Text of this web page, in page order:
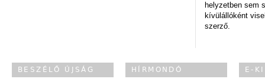
helyzetben sem
kívülállóként
szerző.
BESZÉLŐ ÚJSÁG HÍRMONDÓ E-